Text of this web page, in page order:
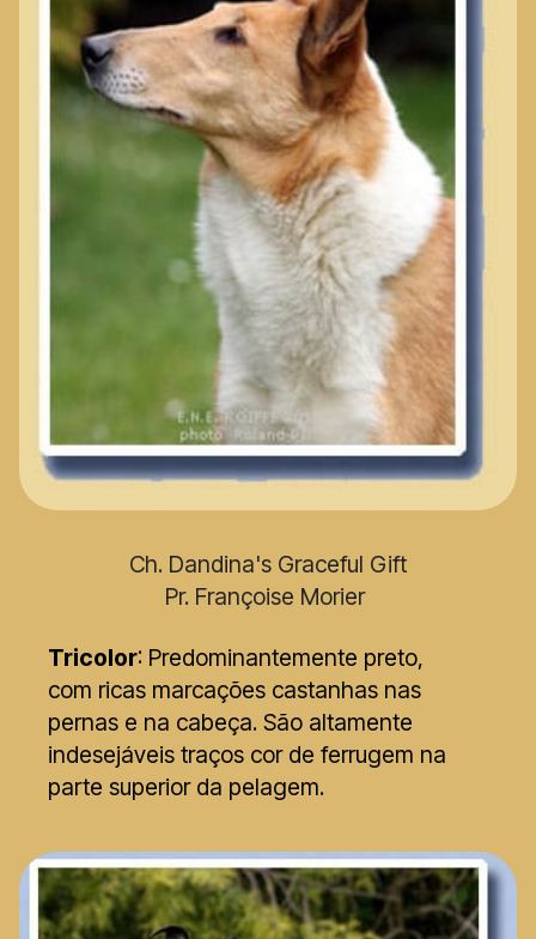
Ch. Dandina's Graceful Gift
Pr. Françoise Morier
Tricolor: Predominantemente preto,
com ricas marcações castanhas nas
pernas e na cabeça. São altamente
indesejáveis traços cor de ferrugem na
parte superior da pelagem.